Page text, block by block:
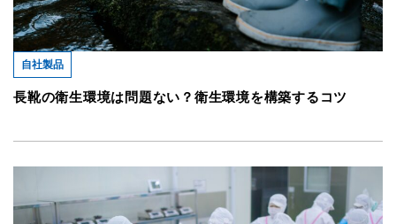
自社製品
長靴の衛生環境は問題ない？衛生環境を構築するコツ